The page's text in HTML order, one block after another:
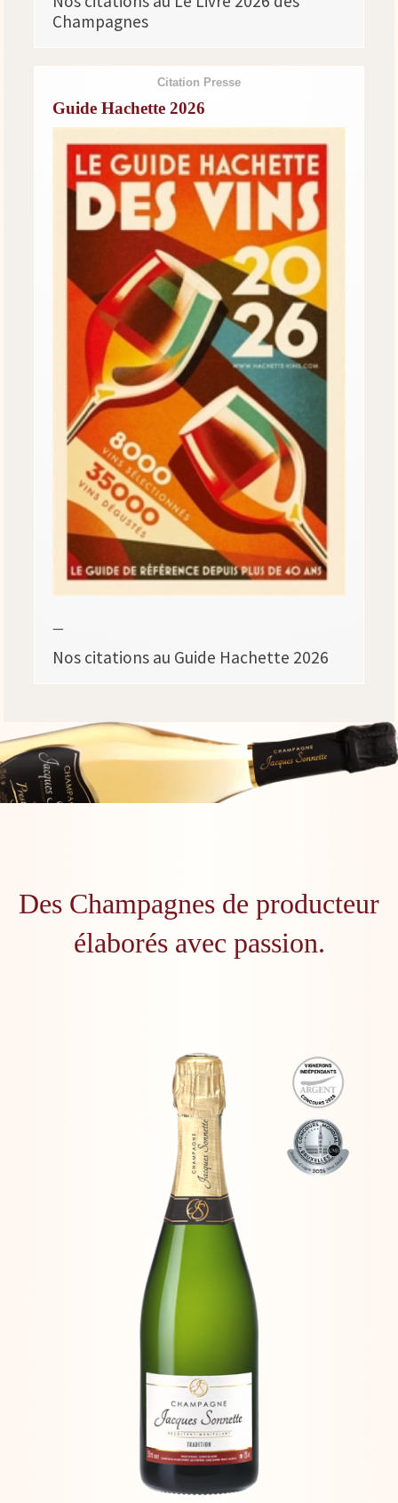
Champagnes
Citation Presse
Guide Hachette 2026
—
Nos citations au Guide Hachette 2026
Des Champagnes de producteur
élaborés avec passion.